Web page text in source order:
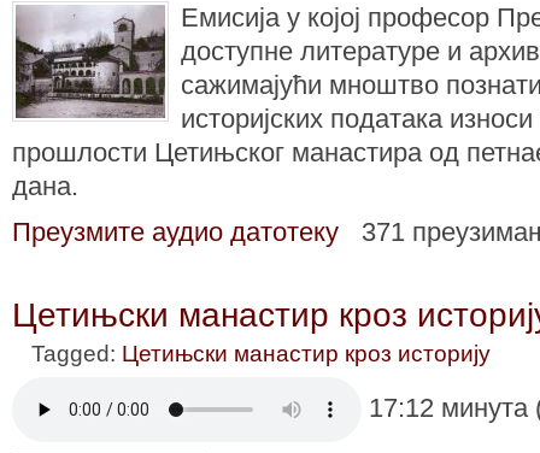
Емисија у којој професор
доступне литературе и
сажимајући мноштво
историјских података
прошлости Цетињског манастира од
дана.
Преузмите аудио датотеку
371
Цетињски манастир кроз
Tagged: Цетињски манастир кроз историју
17:12